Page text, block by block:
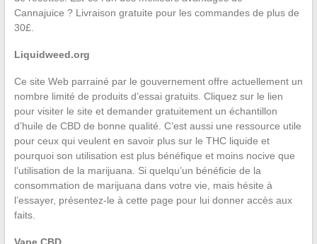
Cannajuice ? Livraison gratuite pour les commandes de plus de
30£.
Liquidweed.org
Ce site Web parrainé par le gouvernement offre actuellement un
nombre limité de produits d’essai gratuits. Cliquez sur le lien
pour visiter le site et demander gratuitement un échantillon
d’huile de CBD de bonne qualité. C’est aussi une ressource utile
pour ceux qui veulent en savoir plus sur le THC liquide et
pourquoi son utilisation est plus bénéfique et moins nocive que
l’utilisation de la marijuana. Si quelqu’un bénéficie de la
consommation de marijuana dans votre vie, mais hésite à
l’essayer, présentez-le à cette page pour lui donner accès aux
faits.